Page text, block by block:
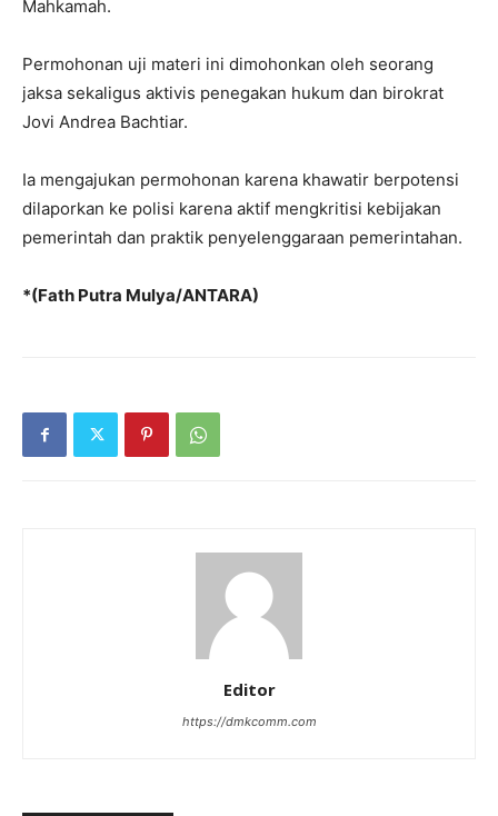
Mahkamah.
Permohonan uji materi ini dimohonkan oleh seorang
jaksa sekaligus aktivis penegakan hukum dan birokrat
Jovi Andrea Bachtiar.
Ia mengajukan permohonan karena khawatir berpotensi
dilaporkan ke polisi karena aktif mengkritisi kebijakan
pemerintah dan praktik penyelenggaraan pemerintahan.
*(Fath Putra Mulya/ANTARA)
Editor
https://dmkcomm.com